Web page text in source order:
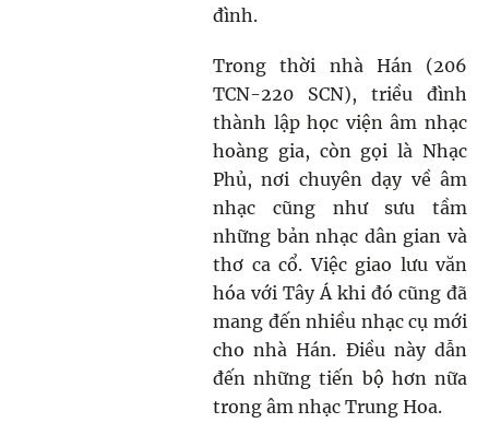
đình.
Trong thời nhà Hán (206
TCN-220 SCN), triều đình
thành lập học viện âm nhạc
hoàng gia, còn gọi là Nhạc
Phủ, nơi chuyên dạy về âm
nhạc cũng như sưu tầm
những bản nhạc dân gian và
thơ ca cổ. Việc giao lưu văn
hóa với Tây Á khi đó cũng đã
mang đến nhiều nhạc cụ mới
cho nhà Hán. Điều này dẫn
đến những tiến bộ hơn nữa
trong âm nhạc Trung Hoa.